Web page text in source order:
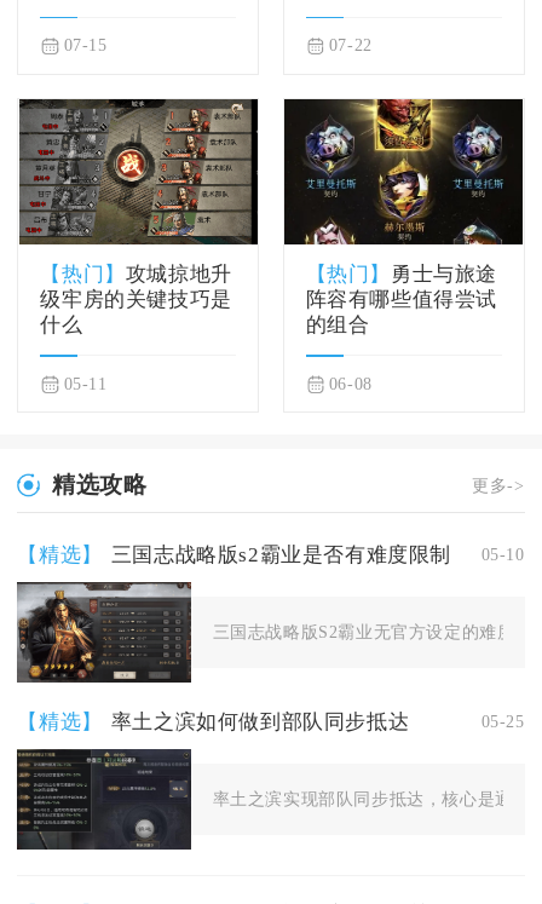
07-15 07-22
【热门】 攻城掠地升
级牢房的关键技巧是
什么
05-11
【热门】
勇士与旅途
阵容有哪些值得尝试
的组合
06-08
精选攻略 更多->
【精选】 三国志战略版s2霸业是否有难度限制 05-10
三国志战略版S2霸业无官方设定的难度
【精选】 率土之滨如何做到部队同步抵达 05-25
率土之滨实现部队同步抵达，核心是通过